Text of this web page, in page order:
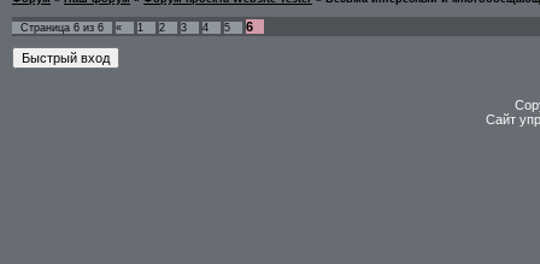
Страница 6 из 6 « 1 2 3 4 5 6
Сайт